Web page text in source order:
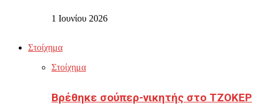
1 Ιουνίου 2026
Στοίχημα
Στοίχημα
Βρέθηκε σούπερ-νικητής στο ΤΖΟΚΕΡ